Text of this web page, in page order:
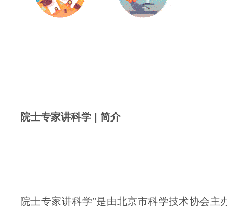
院士专家讲科学 | 简介
院士专家讲科学”是由北京市科学技术协会主